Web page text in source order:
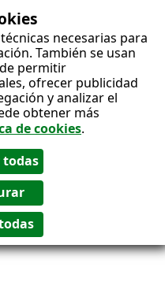
necesarias para
También se usan
permitir
ofrecer publicidad
y analizar el
obtener más
de cookies.